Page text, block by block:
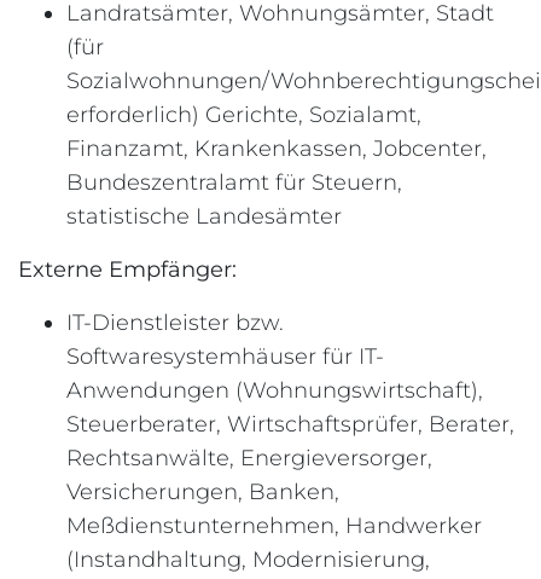
Landratsämter, Wohnungsämter, Stadt
(für
Sozialwohnungen/
erforderlich) Gerichte, Sozialamt,
Finanzamt, Krankenkassen, Jobcenter,
Bundeszentralamt für Steuern,
statistische Landesämter
Externe Empfänger:
IT-Dienstleister bzw.
Softwaresystemhäuser für IT-
Anwendungen (Wohnungswirtschaft),
Steuerberater, Wirtschaftsprüfer, Berater,
Rechtsanwälte, Energieversorger,
Versicherungen, Banken,
Meßdienstunternehmen, Handwerker
(Instandhaltung, Modernisierung,